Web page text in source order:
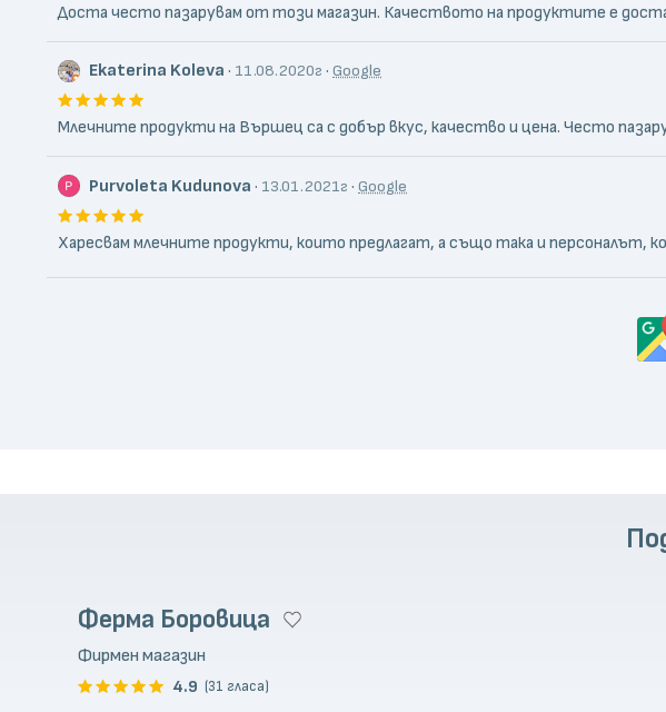
Доста често пазарувам от този магазин. Качеството на продуктите е
Ekaterina Koleva · 11.08.2020г · Google
Млечните продукти на Вършец са с добър вкус, качество и цена. Често
Purvoleta Kudunova · 13.01.2021г · Google
Харесвам млечните продукти, които предлагат, а също така и персоналът,
Ферма Боровица
Фирмен магазин
4.9 (31 гласа)